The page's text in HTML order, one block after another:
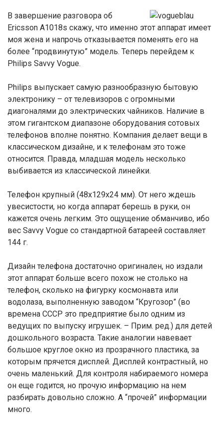
В завершение разговора об
Ericsson A1018s скажу, что именно этот аппарат имеет
моя жена и напрочь отказывается поменять его на
более “продвинутую” модель. Теперь перейдем к
Philips Savvy Vogue.
Philips выпускает самую разнообразную бытовую
электронику – от телевизоров с огромными
диагоналями до электрических чайников. Наличие в
этом гигантском диапазоне оборудования сотовых
телефонов вполне понятно. Компания делает вещи в
классическом дизайне, и к телефонам это тоже
относится. Правда, младшая модель несколько
выбивается из классической линейки.
Телефон крупный (48x129x24 мм). От него ждешь
увесистости, но когда аппарат берешь в руки, он
кажется очень легким. Это ощущение обманчиво, ибо
вес Savvy Vogue со стандартной батареей составляет
144 г.
Дизайн телефона достаточно оригинален, но издали
этот аппарат больше всего похож не столько на
телефон, сколько на фигурку космонавта или
водолаза, выполненную заводом “Кругозор” (во
времена СССР это предприятие было одним из
ведущих по выпуску игрушек. – Прим. ред.) для детей
дошкольного возраста. Такие аналогии навевает
большое круглое окно из прозрачного пластика, за
которым прячется дисплей. Дисплей контрастный, но
очень маленький. Для контроля набираемого номера
он еще годится, но прочую информацию на нем
разбирать довольно сложно. А “прочей” информации
много.